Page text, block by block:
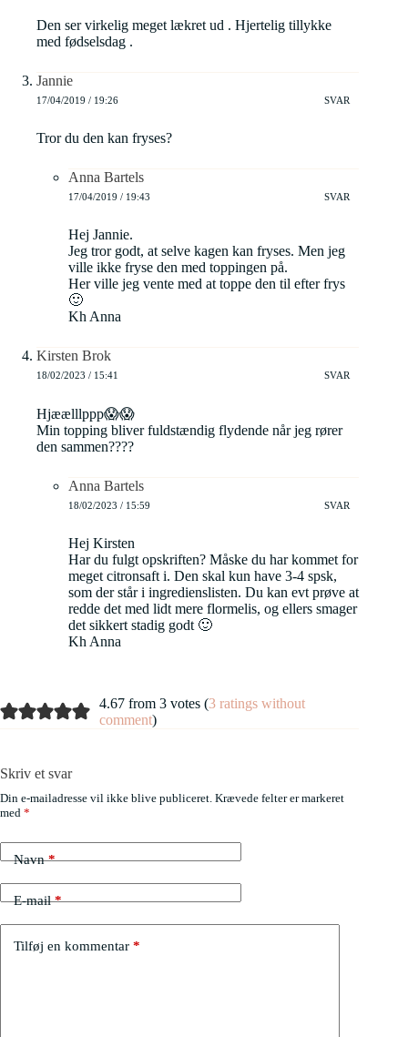
Den ser virkelig meget lækret ud . Hjertelig tillykke
med fødselsdag .
Jannie
17/04/2019 / 19:26 SVAR
Tror du den kan fryses?
Anna Bartels
17/04/2019 / 19:43 SVAR
Hej Jannie.
Jeg tror godt, at selve kagen kan fryses. Men jeg
ville ikke fryse den med toppingen på.
Her ville jeg vente med at toppe den til efter frys
🙂
Kh Anna
Kirsten Brok
18/02/2023 / 15:41 SVAR
Hjæælllppp😱😱
Min topping bliver fuldstændig flydende når jeg rører
den sammen????
Anna Bartels
18/02/2023 / 15:59 SVAR
Hej Kirsten
Har du fulgt opskriften? Måske du har kommet for
meget citronsaft i. Den skal kun have 3-4 spsk,
som der står i ingredienslisten. Du kan evt prøve at
redde det med lidt mere flormelis, og ellers smager
det sikkert stadig godt 🙂
Kh Anna
4.67 from 3 votes (3 ratings without
comment)
Skriv et svar
Din e-mailadresse vil ikke blive publiceret. Krævede felter er markeret
med *
Navn*
E-mail*
Tilføj en kommentar *